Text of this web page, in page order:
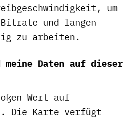
um
und langen
zu arbeiten.
Daten auf dieser
Wert auf
Die Karte verfügt